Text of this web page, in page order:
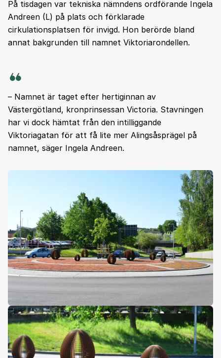
På tisdagen var tekniska nämndens ordförande Ingela
Andreen (L) på plats och förklarade
cirkulationsplatsen för invigd. Hon berörde bland
annat bakgrunden till namnet Viktoriarondellen.
– Namnet är taget efter hertiginnan av
Västergötland, kronprinsessan Victoria. Stavningen
har vi dock hämtat från den intilliggande
Viktoriagatan för att få lite mer Alingsåsprägel på
namnet, säger Ingela Andreen.